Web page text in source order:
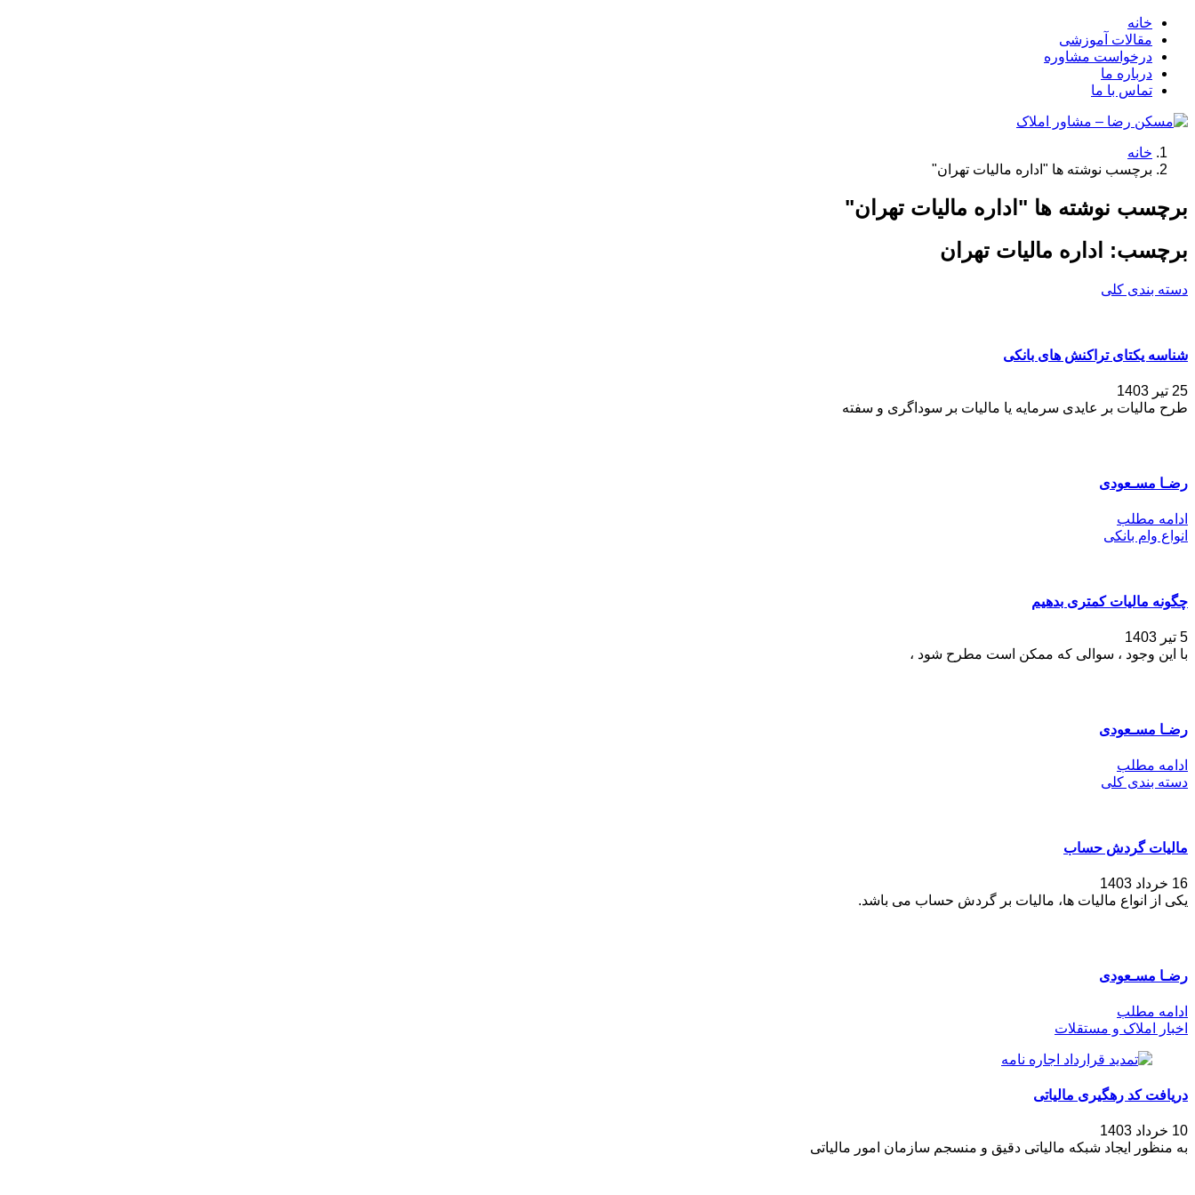
خانه
مقالات آموزشی
درخواست مشاوره
درباره ما
تماس با ما
خانه
برچسب نوشته ها "اداره مالیات تهران"
برچسب نوشته ها "اداره مالیات تهران"
برچسب: اداره مالیات تهران
دسته بندی کلی
شناسه یکتای تراکنش های بانکی
25 تیر 1403
طرح مالیات بر عایدی سرمایه یا مالیات بر سوداگری و سفته
رضـا مسـعودی
ادامه مطلب
انواع وام بانکی
چگونه مالیات کمتری بدهیم
5 تیر 1403
با این وجود ، سوالی که ممکن است مطرح شود ،
رضـا مسـعودی
ادامه مطلب
دسته بندی کلی
مالیات گردش حساب
16 خرداد 1403
یکی از انواع مالیات ها، مالیات بر گردش حساب می باشد.
رضـا مسـعودی
ادامه مطلب
اخبار املاک و مستقلات
دریافت کد رهگیری مالیاتی
10 خرداد 1403
به منظور ایجاد شبکه مالیاتی دقیق و منسجم سازمان امور مالیاتی